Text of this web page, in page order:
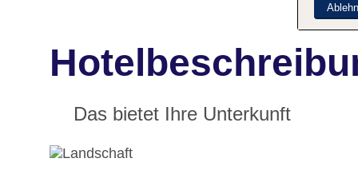
Das bietet Ihre Unterkunft